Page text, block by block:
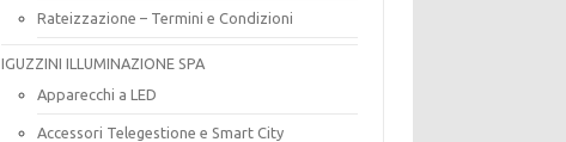
Rateizzazione – Termini e Condizioni
IGUZZINI ILLUMINAZIONE SPA
Apparecchi a LED
Accessori Telegestione e Smart City